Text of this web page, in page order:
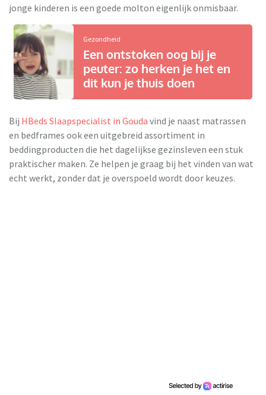
jonge kinderen is een goede molton eigenlijk onmisbaar.
Gezondheid
Een ontstoken oog bij je
peuter: zo herken je het en
dit kun je thuis doen
Bij HBeds Slaapspecialist in Gouda vind je naast matrassen
en bedframes ook een uitgebreid assortiment in
beddingproducten die het dagelijkse gezinsleven een stuk
praktischer maken. Ze helpen je graag bij het vinden van wat
echt werkt, zonder dat je overspoeld wordt door keuzes.